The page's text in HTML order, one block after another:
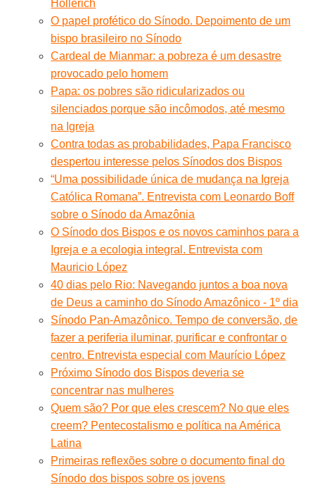
Hollerich
O papel profético do Sínodo. Depoimento de um
bispo brasileiro no Sínodo
Cardeal de Mianmar: a pobreza é um desastre
provocado pelo homem
Papa: os pobres são ridicularizados ou
silenciados porque são incômodos, até mesmo
na Igreja
Contra todas as probabilidades, Papa Francisco
despertou interesse pelos Sínodos dos Bispos
“Uma possibilidade única de mudança na Igreja
Católica Romana”. Entrevista com Leonardo Boff
sobre o Sínodo da Amazônia
O Sínodo dos Bispos e os novos caminhos para a
Igreja e a ecologia integral. Entrevista com
Mauricio López
40 dias pelo Rio: Navegando juntos a boa nova
de Deus a caminho do Sínodo Amazônico - 1º dia
Sínodo Pan-Amazônico. Tempo de conversão, de
fazer a periferia iluminar, purificar e confrontar o
centro. Entrevista especial com Maurício López
Próximo Sínodo dos Bispos deveria se
concentrar nas mulheres
Quem são? Por que eles crescem? No que eles
creem? Pentecostalismo e política na América
Latina
Primeiras reflexões sobre o documento final do
Sínodo dos bispos sobre os jovens